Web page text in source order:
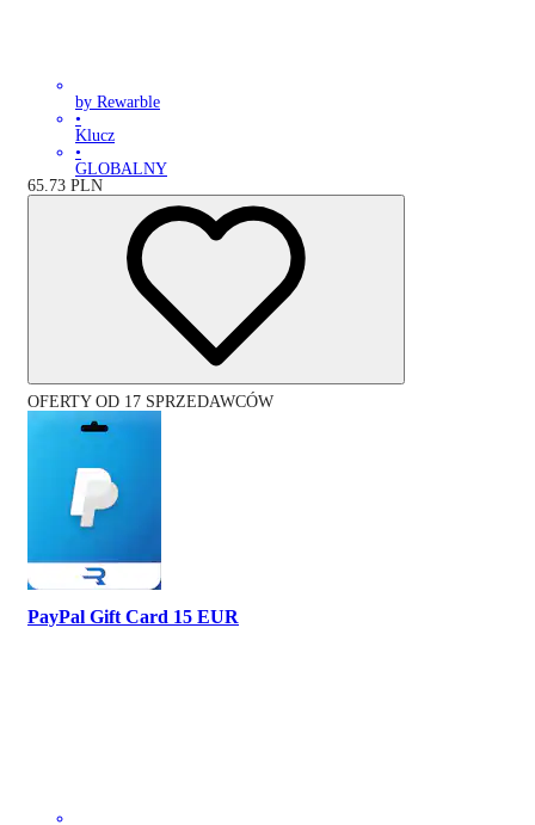
by Rewarble
•
Klucz
•
GLOBALNY
65.73 PLN
OFERTY OD 17 SPRZEDAWCÓW
PayPal Gift Card 15 EUR